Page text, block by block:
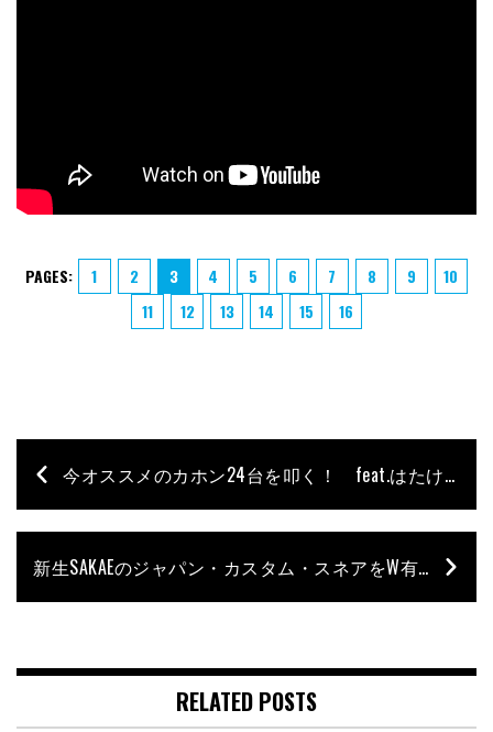
PAGES: 1 2 3 4 5 6 7 8 9
10
11
12 13 14 15 16
今オススメのカホン24台を叩く！ feat.はたけやま裕
新生SAKAEのジャパン・カスタム・スネアをW有松が検証！
RELATED POSTS